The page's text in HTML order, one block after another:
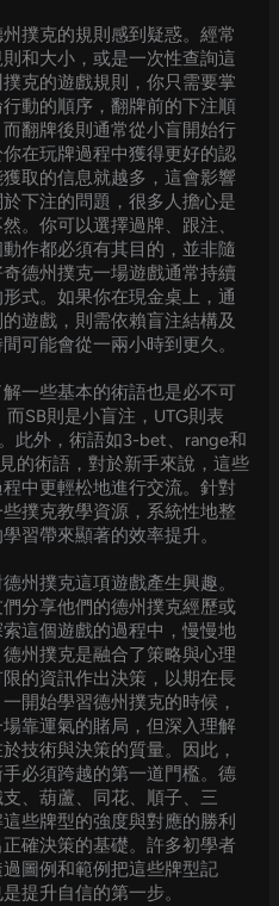
撲克的規則感到疑惑。經常
和大小，或是一次性查詢這
克的遊戲規則，你只需要掌
動的順序，翻牌前的下注順
翻牌後則通常從小盲開始行
在玩牌過程中獲得更好的認
取的信息就越多，這會影響
下注的問題，很多人擔心是
。你可以選擇過牌、跟注、
作都必須有其目的，並非隨
德州撲克一場遊戲通常持續
式。如果你在現金桌上，通
遊戲，則需依賴盲注結構及
可能會從一兩小時到更久。
一些基本的術語也是必不可
SB則是小盲注，UTG則表
此外，術語如3-bet、range和
的術語，對於新手來說，這些
中更輕松地進行交流。針對
撲克教學資源，系統性地整
習帶來顯著的效率提升。
州撲克這項遊戲產生興趣。
分享他們的德州撲克經歷或
這個遊戲的過程中，慢慢地
州撲克是融合了策略與心理
的資訊作出決策，以期在長
開始學習德州撲克的時候，
靠運氣的賭局，但深入理解
技術與決策的質量。因此，
必須跨越的第一道門檻。德
、葫蘆、同花、順子、三
些牌型的強度與對應的勝利
確決策的基礎。許多初學者
圖例和範例把這些牌型記
提升自信的第一步。